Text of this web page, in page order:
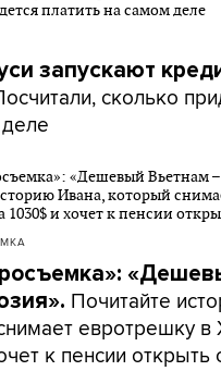
запускают
сколько
Почитайте
евротрешку
к пенсии открыть